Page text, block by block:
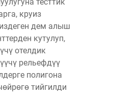
круиз
дем алыш
кутулуп,
отелдик
рельефдүү
полигона
тийгилди